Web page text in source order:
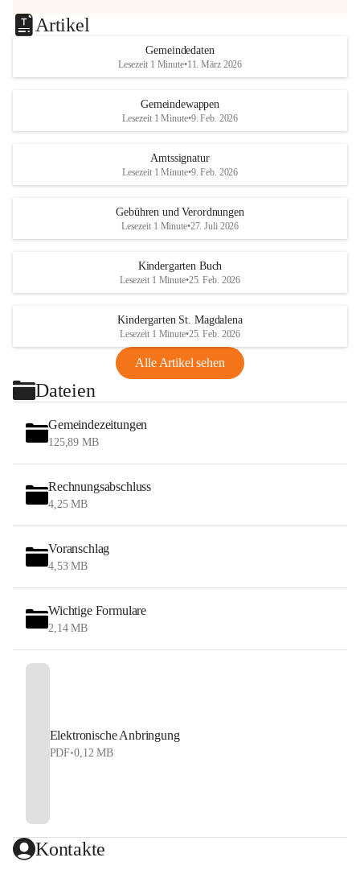
Artikel
Gemeindedaten
Lesezeit 1 Minute•11. März 2026
Gemeindewappen
Lesezeit 1 Minute•9. Feb. 2026
Amtssignatur
Lesezeit 1 Minute•9. Feb. 2026
Gebühren und Verordnungen
Lesezeit 1 Minute•27. Juli 2026
Kindergarten Buch
Lesezeit 1 Minute•25. Feb. 2026
Kindergarten St. Magdalena
Lesezeit 1 Minute•25. Feb. 2026
Alle Artikel sehen
Dateien
Gemeindezeitungen
125,89 MB
Rechnungsabschluss
4,25 MB
Voranschlag
4,53 MB
Wichtige Formulare
2,14 MB
Elektronische Anbringung
PDF•0,12 MB
Kontakte